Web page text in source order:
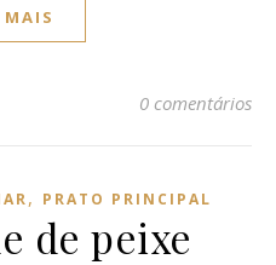
0 comentários
, PRATO PRINCIPAL
de peixe